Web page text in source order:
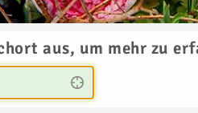
aus, um mehr zu